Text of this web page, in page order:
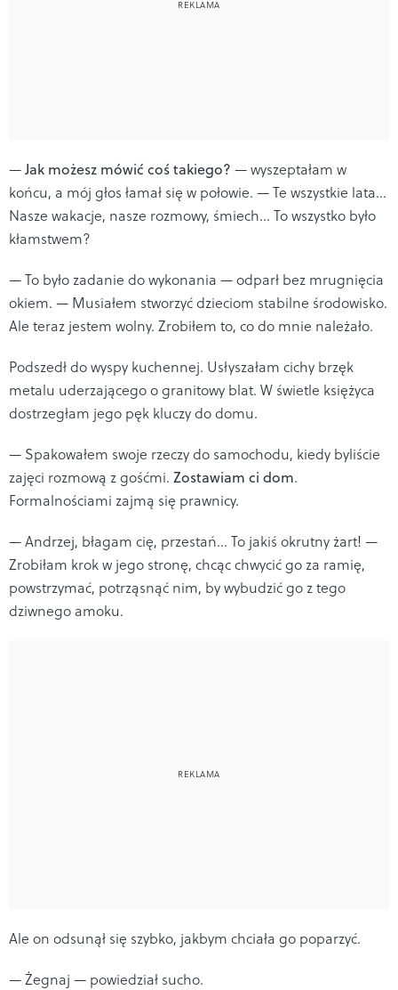
—Jak możesz mówić coś takiego? — wyszeptałam w
końcu, a mój głos łamał się w połowie. — Te wszystkie lata...
Nasze wakacje, nasze rozmowy, śmiech... To wszystko było
kłamstwem?
— To było zadanie do wykonania — odparł bez mrugnięcia
okiem. — Musiałem stworzyć dzieciom stabilne środowisko.
Ale teraz jestem wolny. Zrobiłem to, co do mnie należało.
Podszedł do wyspy kuchennej. Usłyszałam cichy brzęk
metalu uderzającego o granitowy blat. W świetle księżyca
dostrzegłam jego pęk kluczy do domu.
— Spakowałem swoje rzeczy do samochodu, kiedy byliście
zajęci rozmową z gośćmi. Zostawiam ci dom.
Formalnościami zajmą się prawnicy.
— Andrzej, błagam cię, przestań... To jakiś okrutny żart! —
Zrobiłam krok w jego stronę, chcąc chwycić go za ramię,
powstrzymać, potrząsnąć nim, by wybudzić go z tego
dziwnego amoku.
Ale on odsunął się szybko, jakbym chciała go poparzyć.
— Żegnaj — powiedział sucho.